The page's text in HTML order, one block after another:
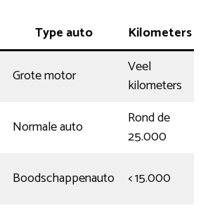
Type auto Kilometers
Grote motor
Veel
kilometers
Normale auto
Rond de
25.000
Boodschappenauto < 15.000